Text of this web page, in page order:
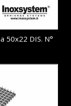
50x22 DIS. N°